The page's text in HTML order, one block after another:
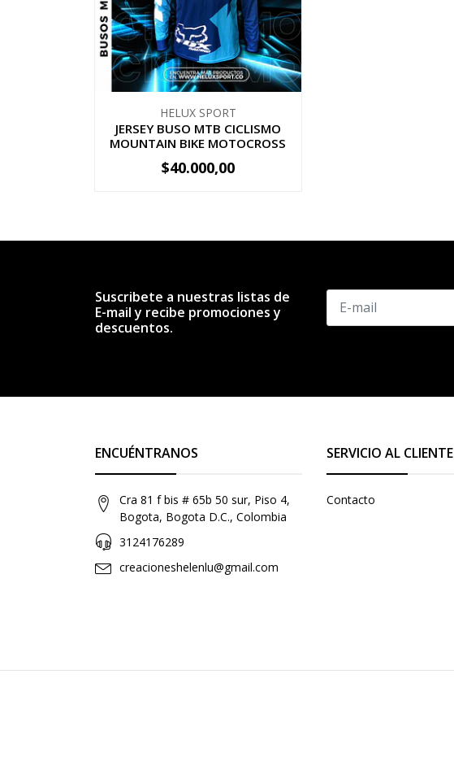
HELUX SPORT
JERSEY BUSO MTB CICLISMO
MOUNTAIN BIKE MOTOCROSS
+
$40.000,00
Suscribete a nuestras listas de
E-mail y recibe promociones y
descuentos.
ENCUÉNTRANOS
Cra 81 f bis # 65b 50 sur, Piso 4,
Bogota, Bogota D.C., Colombia
3124176289
creacioneshelenlu@gmail.com
SERVICIO AL CLIENTE
Contacto